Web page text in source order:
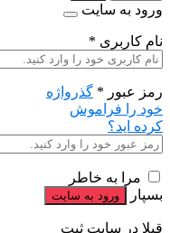
ورود به سایت
نام کاربری *
رمز عبور * گذرواژه
خود را فراموش
کرده اید؟
مرا به خاطر
بسپار
قبلا در سایت ثبت